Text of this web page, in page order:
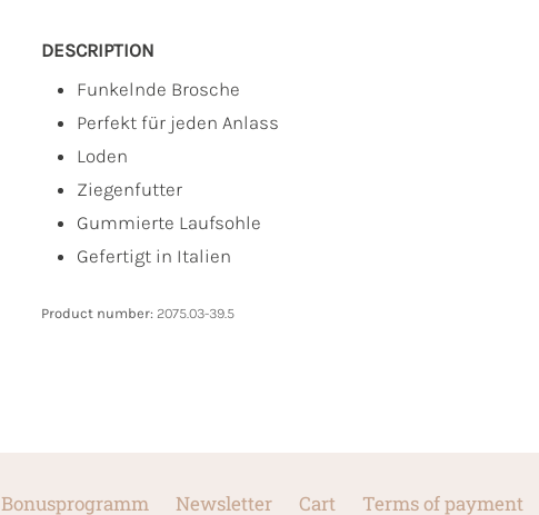
DESCRIPTION
Funkelnde Brosche
Perfekt für jeden Anlass
Loden
Ziegenfutter
Gummierte Laufsohle
Gefertigt in Italien
Product number: 2075.03-39.5
Bonusprogramm Newsletter Cart Terms of payment